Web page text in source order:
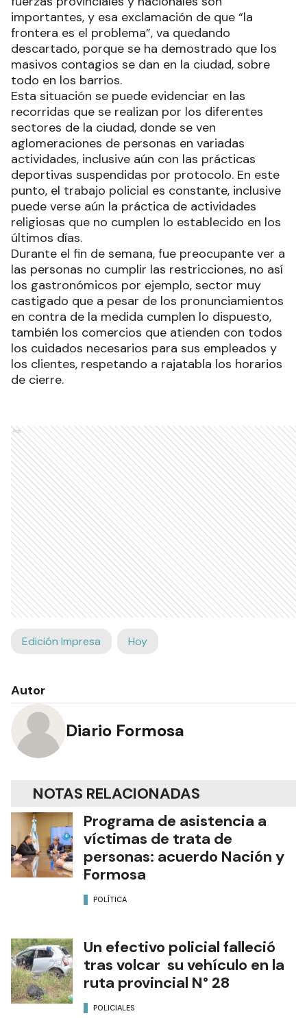
importantes, y esa exclamación de que “la
frontera es el problema”, va quedando
descartado, porque se ha demostrado que los
masivos contagios se dan en la ciudad, sobre
todo en los barrios.
Esta situación se puede evidenciar en las
recorridas que se realizan por los diferentes
sectores de la ciudad, donde se ven
aglomeraciones de personas en variadas
actividades, inclusive aún con las prácticas
deportivas suspendidas por protocolo. En este
punto, el trabajo policial es constante, inclusive
puede verse aún la práctica de actividades
religiosas que no cumplen lo establecido en los
últimos días.
Durante el fin de semana, fue preocupante ver a
las personas no cumplir las restricciones, no así
los gastronómicos por ejemplo, sector muy
castigado que a pesar de los pronunciamientos
en contra de la medida cumplen lo dispuesto,
también los comercios que atienden con todos
los cuidados necesarios para sus empleados y
los clientes, respetando a rajatabla los horarios
de cierre.
Ads
Edición Impresa Hoy
Autor
Diario Formosa
NOTAS RELACIONADAS
Programa de asistencia a
víctimas de trata de
personas: acuerdo Nación y
Formosa
POLÍTICA
Un efectivo policial falleció
tras volcar su vehículo en la
ruta provincial N° 28
POLICIALES